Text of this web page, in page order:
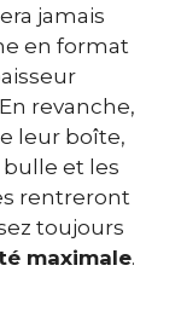
jamais
en format
revanche,
leur boîte,
bulle et les
rentreront
toujours
maximale.